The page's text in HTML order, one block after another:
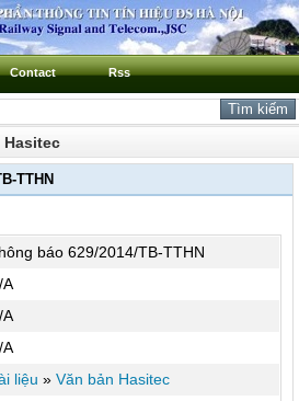
Contact Rss
Hasitec
TTHN
báo 629/2014/TB-TTHN
A
A
A
liệu » Văn bản Hasitec